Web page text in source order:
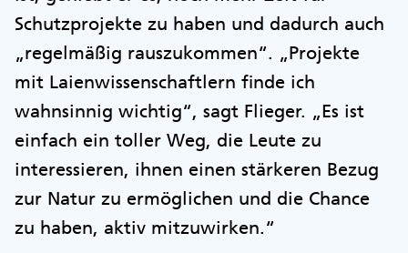
Schutzprojekte zu haben und dadurch auch
„regelmäßig rauszukommen“. „Projekte
mit Laienwissenschaftlern finde ich
wahnsinnig wichtig“, sagt Flieger. „Es ist
einfach ein toller Weg, die Leute zu
interessieren, ihnen einen stärkeren Bezug
zur Natur zu ermöglichen und die Chance
zu haben, aktiv mitzuwirken.“